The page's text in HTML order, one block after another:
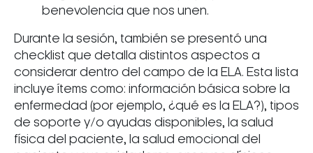
benevolencia que nos unen.
Durante la sesión, también se presentó una
checklist que detalla distintos aspectos a
considerar dentro del campo de la ELA. Esta lista
incluye ítems como: información básica sobre la
enfermedad (por ejemplo, ¿qué es la ELA?), tipos
de soporte y/o ayudas disponibles, la salud
física del paciente, la salud emocional del